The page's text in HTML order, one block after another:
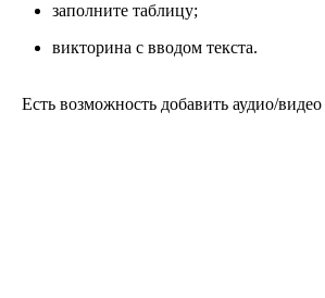
заполните таблицу;
викторина с вводом текста.
Есть возможность добавить аудио/